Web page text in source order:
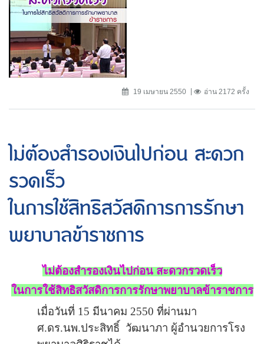
19 เมษายน 2550 อ่าน 2172 ครั้ง
ไม่ต้องสำรองเงินไปก่อน สะดวก
รวดเร็ว
ในการใช้สิทธิสวัสดิการการรักษา
พยาบาลข้าราชการ
ไม่ต้องสำรองเงินไปก่อน สะดวกรวดเร็ว
ในการใช้สิทธิสวัสดิการการรักษาพยาบาลข้าราชการ
เมื่อวันที่ 15 มีนาคม 2550 ที่ผ่านมา
ศ.ดร.นพ.ประสิทธิ์ วัฒนาภา ผู้อำนวยการโรง